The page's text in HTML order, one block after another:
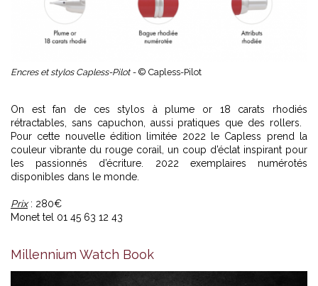
Encres et stylos Capless-Pilot - © Capless-Pilot
On est fan de ces stylos à plume or 18 carats rhodiés
rétractables, sans capuchon, aussi pratiques que des rollers.
Pour cette nouvelle édition limitée 2022 le Capless prend la
couleur vibrante du rouge corail, un coup d’éclat inspirant pour
les passionnés d’écriture. 2022 exemplaires numérotés
disponibles dans le monde.
Prix: 280€
Monet tel 01 45 63 12 43
Millennium Watch Book